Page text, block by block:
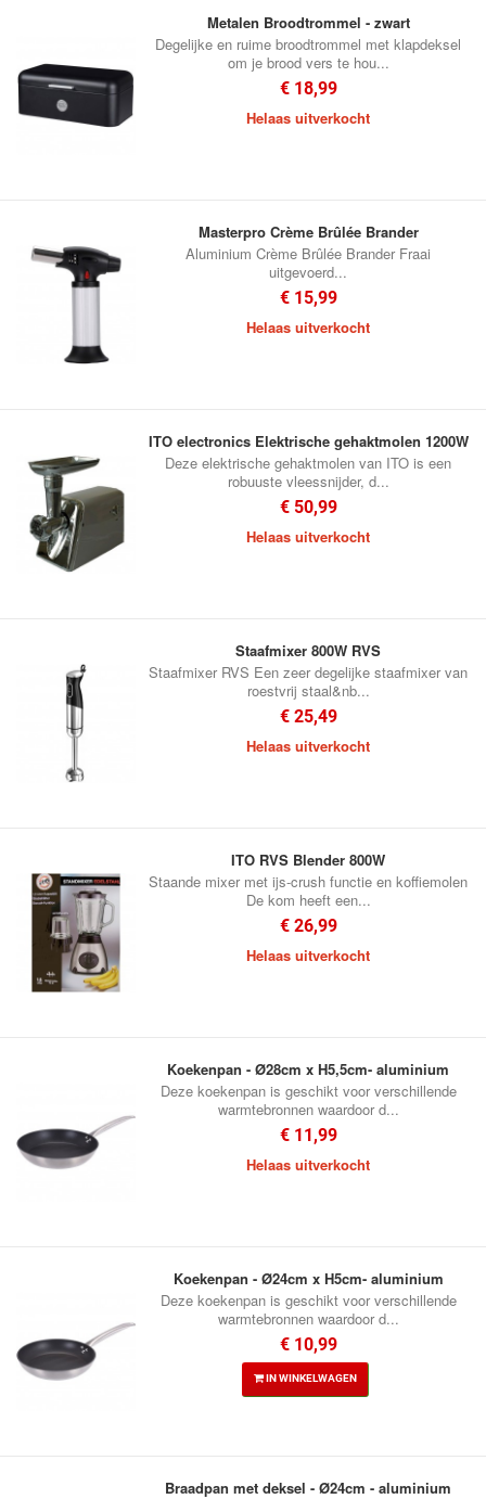
Metalen Broodtrommel - zwart
Degelijke en ruime broodtrommel met klapdeksel
om je brood vers te hou...
€ 18,99
Helaas uitverkocht
Masterpro Crème Brûlée Brander
Aluminium Crème Brûlée Brander Fraai
uitgevoerd...
€ 15,99
Helaas uitverkocht
ITO electronics Elektrische gehaktmolen 1200W
Deze elektrische gehaktmolen van ITO is een
robuuste vleessnijder, d...
€ 50,99
Helaas uitverkocht
Staafmixer 800W RVS
Staafmixer RVS Een zeer degelijke staafmixer van
roestvrij staal&nb...
€ 25,49
Helaas uitverkocht
ITO RVS Blender 800W
Staande mixer met ijs-crush functie en koffiemolen
De kom heeft een...
€ 26,99
Helaas uitverkocht
Koekenpan - Ø28cm x H5,5cm- aluminium
Deze koekenpan is geschikt voor verschillende
warmtebronnen waardoor d...
€ 11,99
Helaas uitverkocht
Koekenpan - Ø24cm x H5cm- aluminium
Deze koekenpan is geschikt voor verschillende
warmtebronnen waardoor d...
€ 10,99
IN WINKELWAGEN
Braadpan met deksel - Ø24cm - aluminium